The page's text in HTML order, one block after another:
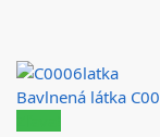
Bavlnená látka